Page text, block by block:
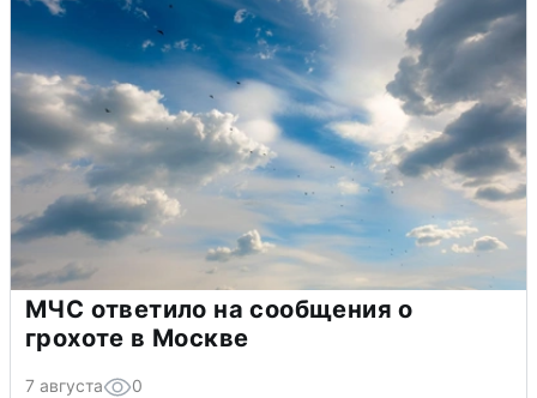
МЧС ответило на сообщения о
грохоте в Москве
7 августа 0